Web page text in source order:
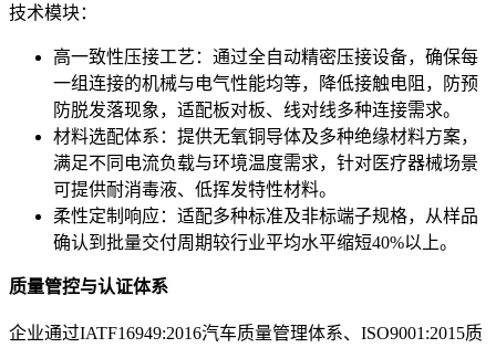
技术模块：
高一致性压接工艺：通过全自动精密压接设备，确保每
一组连接的机械与电气性能均等，降低接触电阻，防预
防脱发落现象，适配板对板、线对线多种连接需求。
材料选配体系：提供无氧铜导体及多种绝缘材料方案，
满足不同电流负载与环境温度需求，针对医疗器械场景
可提供耐消毒液、低挥发特性材料。
柔性定制响应：适配多种标准及非标端子规格，从样品
确认到批量交付周期较行业平均水平缩短40%以上。
质量管控与认证体系
企业通过IATF16949:2016汽车质量管理体系、ISO9001:2015质